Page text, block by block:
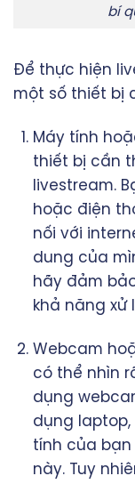
bí
Để thực hiện
một số thiết bị
Máy tính
thiết bị cần
livestream.
hoặc điện
nối với
dung của
hãy đảm
khả năng xử
Webcam
có thể nhìn
dụng
dụng
tính của
này. Tuy